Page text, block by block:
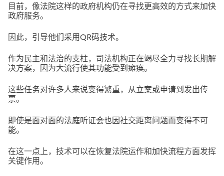
目前，像法院这样的政府机构仍在寻找更高效的方式来加快
政府服务。
因此，引导他们采用QR码技术。
作为民主和法治的支柱，司法机构正在竭尽全力寻找长期解
决方案，因为大流行使其功能受到瘫痪。
这些任务对许多人来说变得繁重，从立案或申请到发出传
票。
即使是面对面的法庭听证会也因社交距离问题而变得不可
能。
在这一点上，技术可以在恢复法院运作和加快流程方面发挥
关键作用。